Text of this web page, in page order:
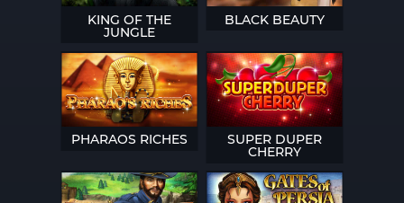
KING OF THE
JUNGLE
BLACK BEAUTY
PHARAOS RICHES SUPER DUPER
CHERRY